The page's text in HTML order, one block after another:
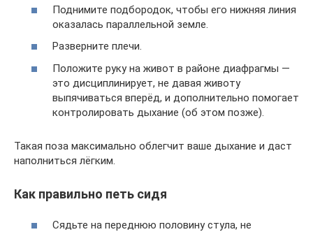
Поднимите подбородок, чтобы его нижняя линия
оказалась параллельной земле.
Разверните плечи.
Положите руку на живот в районе диафрагмы —
это дисциплинирует, не давая животу
выпячиваться вперёд, и дополнительно помогает
контролировать дыхание (об этом позже).
Такая поза максимально облегчит ваше дыхание и даст
наполниться лёгким.
Как правильно петь сидя
Сядьте на переднюю половину стула, не